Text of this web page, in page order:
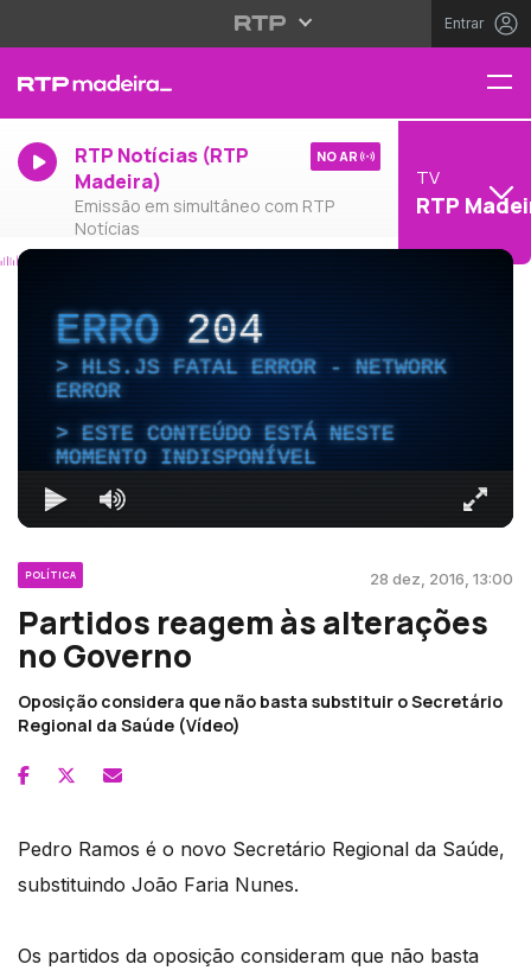
Entrar
RTP Notícias (RTP
Madeira)
Emissão em simultâneo com RTP
Notícias
NO AR
TV
RTP
ERRO204
HLS.JS FATAL ERROR - NETWORK
ERROR
ESTE CONTEÚDO ESTÁ NESTE
MOMENTO INDISPONÍVEL
POLÍTICA 28 dez, 2016, 13:00
Partidos reagem às alterações
no Governo
Oposição considera que não basta substituir o Secretário
Regional da Saúde (Vídeo)
Pedro Ramos é o novo Secretário Regional da Saúde,
substituindo João Faria Nunes.
Os partidos da oposição consideram que não basta